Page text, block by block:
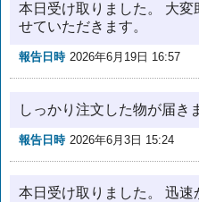
本日受け取りました。 大変
せていただきます。
報告日時 2026年6月19日 16:57
しっかり注文した物が届き
報告日時 2026年6月3日 15:24
本日受け取りました。 迅